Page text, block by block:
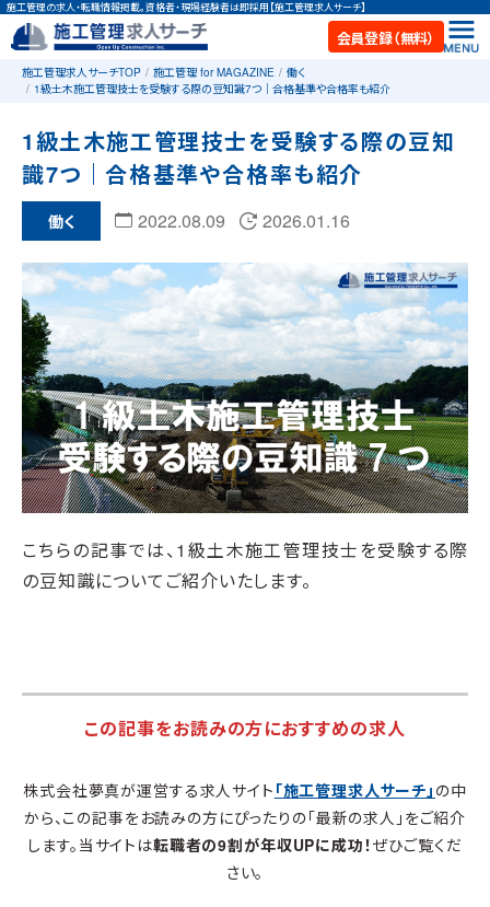
施工管理の求人・転職情報掲載。資格者・現場経験者は即採用【施工管理求人サーチ】
会員登録（無料）
施工管理求人サーチTOP 施工管理 for MAGAZINE
働く
1級土木施工管理技士を受験する際の豆知識7つ｜合格基準や合格率も紹介
1級土木施工管理技士を受験する際の豆知
識7つ｜合格基準や合格率も紹介
働く 2022.08.09 2026.01.16
こちらの記事では、1級土木施工管理技士を受験する際
の豆知識についてご紹介いたします。
この記事をお読みの方におすすめの求人
株式会社夢真が運営する求人サイト 「施工管理求人サーチ」 の中
から、この記事をお読みの方にぴったりの「最新の求人」をご紹介
します。当サイトは転職者の9割が年収UPに成功！ぜひご覧くだ
さい。